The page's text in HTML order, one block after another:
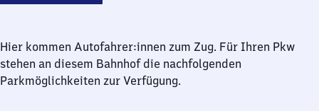
Hier kommen Autofahrer:innen zum Zug. Für Ihren Pkw
stehen an diesem Bahnhof die nachfolgenden
Parkmöglichkeiten zur Verfügung.